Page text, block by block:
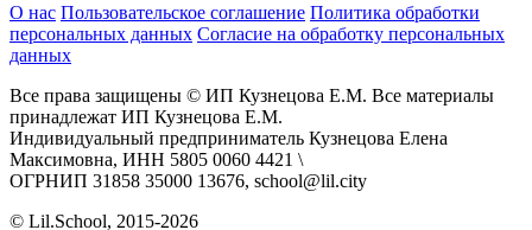
О нас Пользовательское соглашение Политика обработки
персональных данных Согласие на обработку персональных
данных
Все права защищены © ИП Кузнецова Е.М. Все материалы
принадлежат ИП Кузнецова Е.М.
Индивидуальный предприниматель Кузнецова Елена
Максимовна, ИНН 5805 0060 4421 \
ОГРНИП 31858 35000 13676, school@lil.city
© Lil.School, 2015‐2026